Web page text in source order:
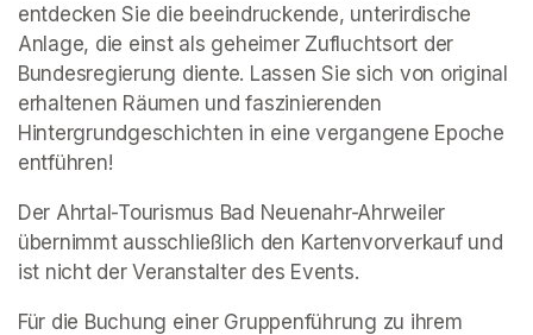
entdecken Sie die beeindruckende, unterirdische
Anlage, die einst als geheimer Zufluchtsort der
Bundesregierung diente. Lassen Sie sich von original
erhaltenen Räumen und faszinierenden
Hintergrundgeschichten in eine vergangene Epoche
entführen!
Der Ahrtal-Tourismus Bad Neuenahr-Ahrweiler
übernimmt ausschließlich den Kartenvorverkauf und
ist nicht der Veranstalter des Events.
Für die Buchung einer Gruppenführung zu ihrem